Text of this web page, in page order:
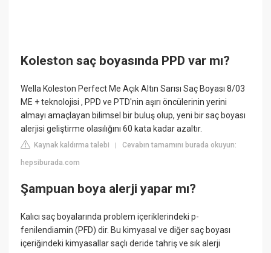
Koleston saç boyasında PPD var mı?
Wella Koleston Perfect Me Açık Altın Sarısı Saç Boyası 8/03
ME + teknolojisi , PPD ve PTD'nin aşırı öncülerinin yerini
almayı amaçlayan bilimsel bir buluş olup, yeni bir saç boyası
alerjisi geliştirme olasılığını 60 kata kadar azaltır.
Kaynak kaldırma talebi |Cevabın tamamını burada okuyun:
hepsiburada.com
Şampuan boya alerji yapar mı?
Kalıcı saç boyalarında problem içeriklerindeki p-
fenilendiamin (PFD) dir. Bu kimyasal ve diğer saç boyası
içeriğindeki kimyasallar saçlı deride tahriş ve sık alerji